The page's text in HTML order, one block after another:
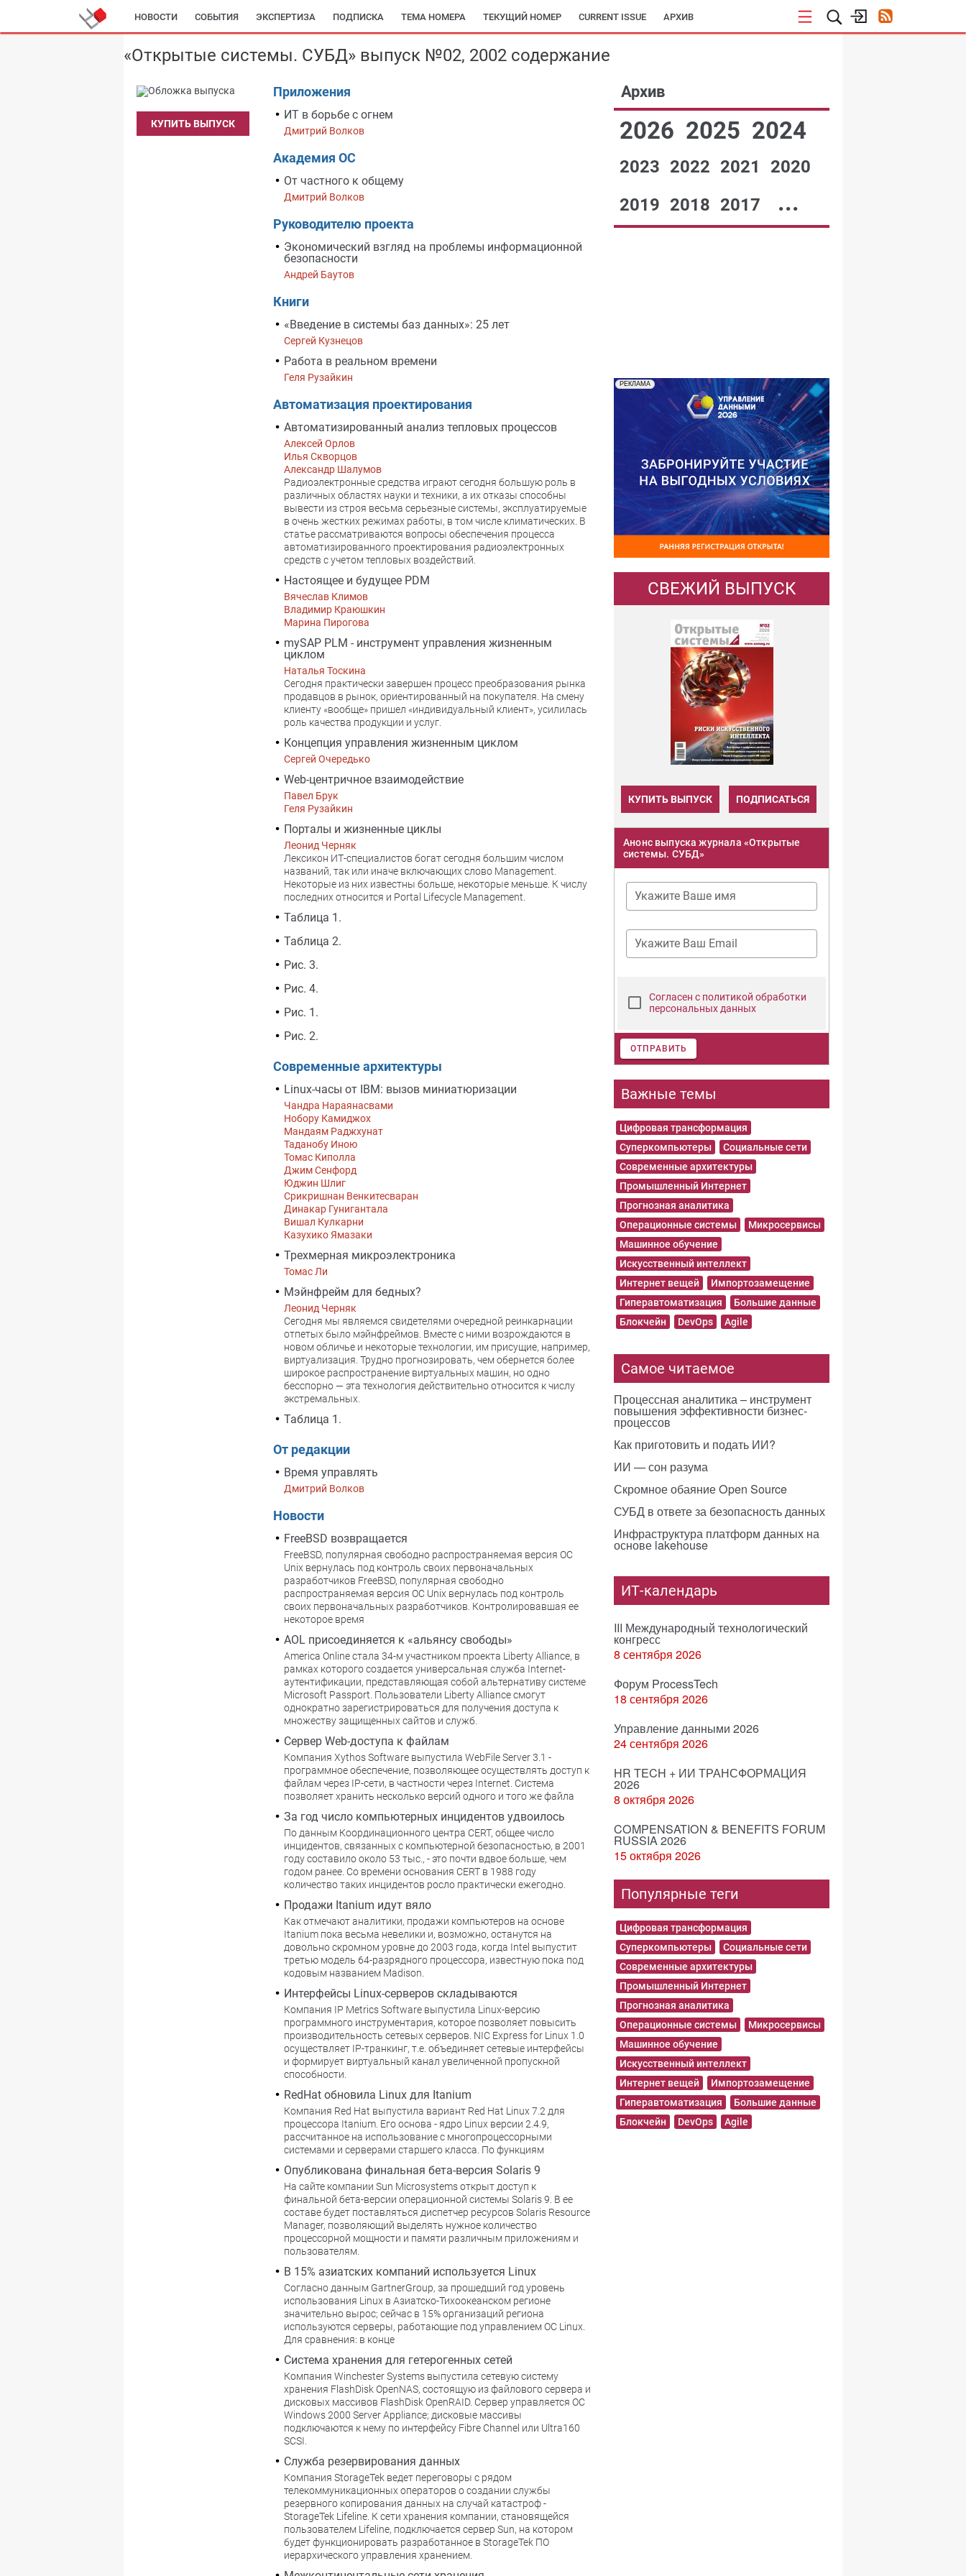
НОВОСТИ СОБЫТИЯ ЭКСПЕРТИЗА ПОДПИСКА ТЕМА НОМЕРА ТЕКУЩИЙ НОМЕР CURRENT ISSUE АРХИВ
«Открытые системы. СУБД» выпуск №02, 2002 содержание
КУПИТЬ ВЫПУСК
Приложения
ИТ в борьбе с огнем
Дмитрий Волков
Академия ОС
От частного к общему
Дмитрий Волков
Руководителю проекта
Экономический взгляд на проблемы информационной
безопасности
Андрей Баутов
Книги
«Введение в системы баз данных»: 25 лет
Сергей Кузнецов
Работа в реальном времени
Геля Рузайкин
Автоматизация проектирования
Автоматизированный анализ тепловых процессов
Алексей Орлов
Илья Скворцов
Александр Шалумов
Радиоэлектронные средства играют сегодня большую роль в
различных областях науки и техники, а их отказы способны
вывести из строя весьма серьезные системы, эксплуатируемые
в очень жестких режимах работы, в том числе климатических. В
статье рассматриваются вопросы обеспечения процесса
автоматизированного проектирования радиоэлектронных
средств с учетом тепловых воздействий.
Настоящее и будущее PDM
Вячеслав Климов
Владимир Краюшкин
Марина Пирогова
mySAP PLM - инструмент управления жизненным
циклом
Наталья Тоскина
Сегодня практически завершен процесс преобразования рынка
продавцов в рынок, ориентированный на покупателя. На смену
клиенту «вообще» пришел «индивидуальный клиент», усилилась
роль качества продукции и услуг.
Концепция управления жизненным циклом
Сергей Очередько
Web-центричное взаимодействие
Павел Брук
Геля Рузайкин
Порталы и жизненные циклы
Леонид Черняк
Лексикон ИТ-специалистов богат сегодня большим числом
названий, так или иначе включающих слово Management.
Некоторые из них известны больше, некоторые меньше. К числу
последних относится и Portal Lifecycle Management.
Таблица 1.
Таблица 2.
Рис. 3.
Рис. 4.
Рис. 1.
Рис. 2.
Современные архитектуры
Linux-часы от IBM: вызов миниатюризации
Чандра Нараянасвами
Нобору Камиджох
Мандаям Раджхунат
Таданобу Иною
Томас Киполла
Джим Сенфорд
Юджин Шлиг
Срикришнан Венкитесваран
Динакар Гунигантала
Вишал Кулкарни
Казухико Ямазаки
Трехмерная микроэлектроника
Томас Ли
Мэйнфрейм для бедных?
Леонид Черняк
Сегодня мы являемся свидетелями очередной реинкарнации
отпетых было мэйнфреймов. Вместе с ними возрождаются в
новом обличье и некоторые технологии, им присущие, например,
виртуализация. Трудно прогнозировать, чем обернется более
широкое распространение виртуальных машин, но одно
бесспорно — эта технология действительно относится к числу
экстремальных.
Таблица 1.
От редакции
Время управлять
Дмитрий Волков
Новости
FreeBSD возвращается
FreeBSD, популярная свободно распространяемая версия ОС
Unix вернулась под контроль своих первоначальных
разработчиков FreeBSD, популярная свободно
распространяемая версия ОС Unix вернулась под контроль
своих первоначальных разработчиков. Контролировавшая ее
некоторое время
AOL присоединяется к «альянсу свободы»
America Online стала 34-м участником проекта Liberty Alliance, в
рамках которого создается универсальная служба Internet-
аутентификации, представляющая собой альтернативу системе
Microsoft Passport. Пользователи Liberty Alliance смогут
однократно зарегистрироваться для получения доступа к
множеству защищенных сайтов и служб.
Сервер Web-доступа к файлам
Компания Xythos Software выпустила WebFile Server 3.1 -
программное обеспечение, позволяющее осуществлять доступ к
файлам через IP-сети, в частности через Internet. Система
позволяет хранить несколько версий одного и того же файла
За год число компьютерных инцидентов удвоилось
По данным Координационного центра CERT, общее число
инцидентов, связанных с компьютерной безопасностью, в 2001
году составило около 53 тыс., - это почти вдвое больше, чем
годом ранее. Со времени основания CERT в 1988 году
количество таких инцидентов росло практически ежегодно.
Продажи Itanium идут вяло
Как отмечают аналитики, продажи компьютеров на основе
Itanium пока весьма невелики и, возможно, останутся на
довольно скромном уровне до 2003 года, когда Intel выпустит
третью модель 64-разрядного процессора, известную пока под
кодовым названием Madison.
Интерфейсы Linux-серверов складываются
Компания IP Metrics Software выпустила Linux-версию
программного инструментария, которое позволяет повысить
производительность сетевых серверов. NIC Express for Linux 1.0
осуществляет IP-транкинг, т.е. объединяет сетевые интерфейсы
и формирует виртуальный канал увеличенной пропускной
способности.
RedHat обновила Linux для Itanium
Компания Red Hat выпустила вариант Red Hat Linux 7.2 для
процессора Itanium. Его основа - ядро Linux версии 2.4.9,
рассчитанное на использование с многопроцессорными
системами и серверами старшего класса. По функциям
Опубликована финальная бета-версия Solaris 9
На сайте компании Sun Microsystems открыт доступ к
финальной бета-версии операционной системы Solaris 9. В ее
составе будет поставляться диспетчер ресурсов Solaris Resource
Manager, позволяющий выделять нужное количество
процессорной мощности и памяти различным приложениям и
пользователям.
В 15% азиатских компаний используется Linux
Согласно данным GartnerGroup, за прошедший год уровень
использования Linux в Азиатско-Тихоокеанском регионе
значительно вырос; сейчас в 15% организаций региона
используются серверы, работающие под управлением ОС Linux.
Для сравнения: в конце
Система хранения для гетерогенных сетей
Компания Winchester Systems выпустила сетевую систему
хранения FlashDisk OpenNAS, состоящую из файлового сервера и
дисковых массивов FlashDisk OpenRAID. Сервер управляется ОС
Windows 2000 Server Appliance; дисковые массивы
подключаются к нему по интерфейсу Fibre Channel или Ultra160
SCSI.
Служба резервирования данных
Компания StorageTek ведет переговоры с рядом
телекоммуникационных операторов о создании службы
резервного копирования данных на случай катастроф -
StorageTek Lifeline. К сети хранения компании, становящейся
пользователем Lifeline, подключается сервер Sun, на котором
будет функционировать разработанное в StorageTek ПО
иерархического управления хранением.
Архив
2026 2025 2024
2023 2022 2021
2020
2019 2018 2017 ...
РЕКЛАМА
СВЕЖИЙ ВЫПУСК
КУПИТЬ ВЫПУСК ПОДПИСАТЬСЯ
Анонс выпуска журнала «Открытые
системы. СУБД»
Укажите Ваше имя
Укажите Ваш Email
Согласен с политикой обработки
персональных данных
ОТПРАВИТЬ
Важные темы
Цифровая трансформация
Суперкомпьютеры
Социальные сети
Современные архитектуры
Промышленный Интернет
Прогнозная аналитика
Операционные системы
Микросервисы
Машинное обучение
Искусственный интеллект
Интернет вещей
Импортозамещение
Гиперавтоматизация
Большие данные
Блокчейн
DevOps Agile
Самое читаемое
Процессная аналитика – инструмент
повышения эффективности бизнес-
процессов
Как приготовить и подать ИИ?
ИИ — сон разума
Скромное обаяние Open Source
СУБД в ответе за безопасность данных
Инфраструктура платформ данных на
основе lakehouse
ИТ-календарь
III Международный технологический
конгресс
8 сентября 2026
Форум ProcessTech
18 сентября 2026
Управление данными 2026
24 сентября 2026
HR TECH + ИИ ТРАНСФОРМАЦИЯ
2026
8 октября 2026
COMPENSATION & BENEFITS FORUM
RUSSIA 2026
15 октября 2026
Популярные теги
Цифровая трансформация
Суперкомпьютеры
Социальные сети
Современные архитектуры
Промышленный Интернет
Прогнозная аналитика
Операционные системы
Микросервисы
Машинное обучение
Искусственный интеллект
Интернет вещей
Импортозамещение
Гиперавтоматизация
Большие данные
Блокчейн
DevOps Agile